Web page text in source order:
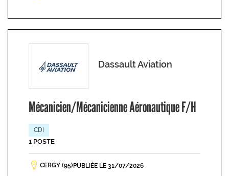
Dassault Aviation
Mécanicien/Mécanicienne Aéronautique F/H
CDI
1 POSTE
CERGY (95) PUBLIÉE LE 31/07/2026